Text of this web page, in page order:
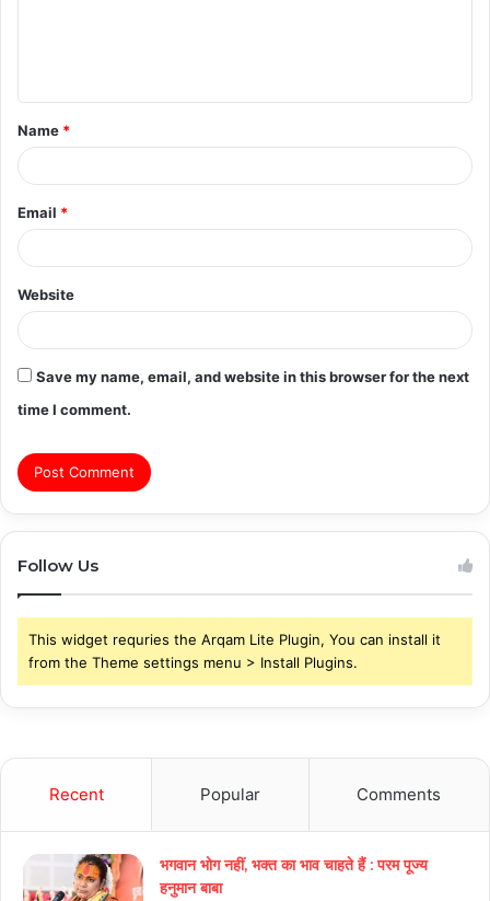
t
*
Name *
Email *
Website
Save my name, email, and website in this browser for the next
time I comment.
Follow Us
This widget requries the Arqam Lite Plugin, You can install it
from the Theme settings menu > Install Plugins.
Recent Popular Comments
भगवान भोग नहीं, भक्त का भाव चाहते हैं : परम पूज्य
हनुमान बाबा